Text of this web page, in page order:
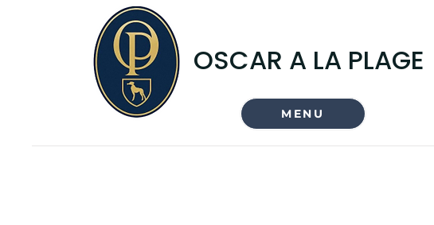
OSCAR A LA PLAGE
MENU